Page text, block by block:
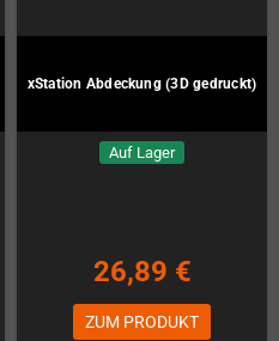
xStation Abdeckung (3D gedruckt)
Auf Lager
26,89 €
ZUM PRODUKT